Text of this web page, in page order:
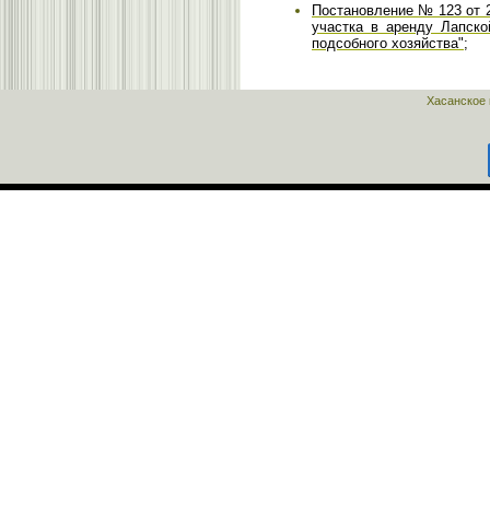
Постановление № 123 от
участка в аренду
подсобного хозяйства";
Хасанское